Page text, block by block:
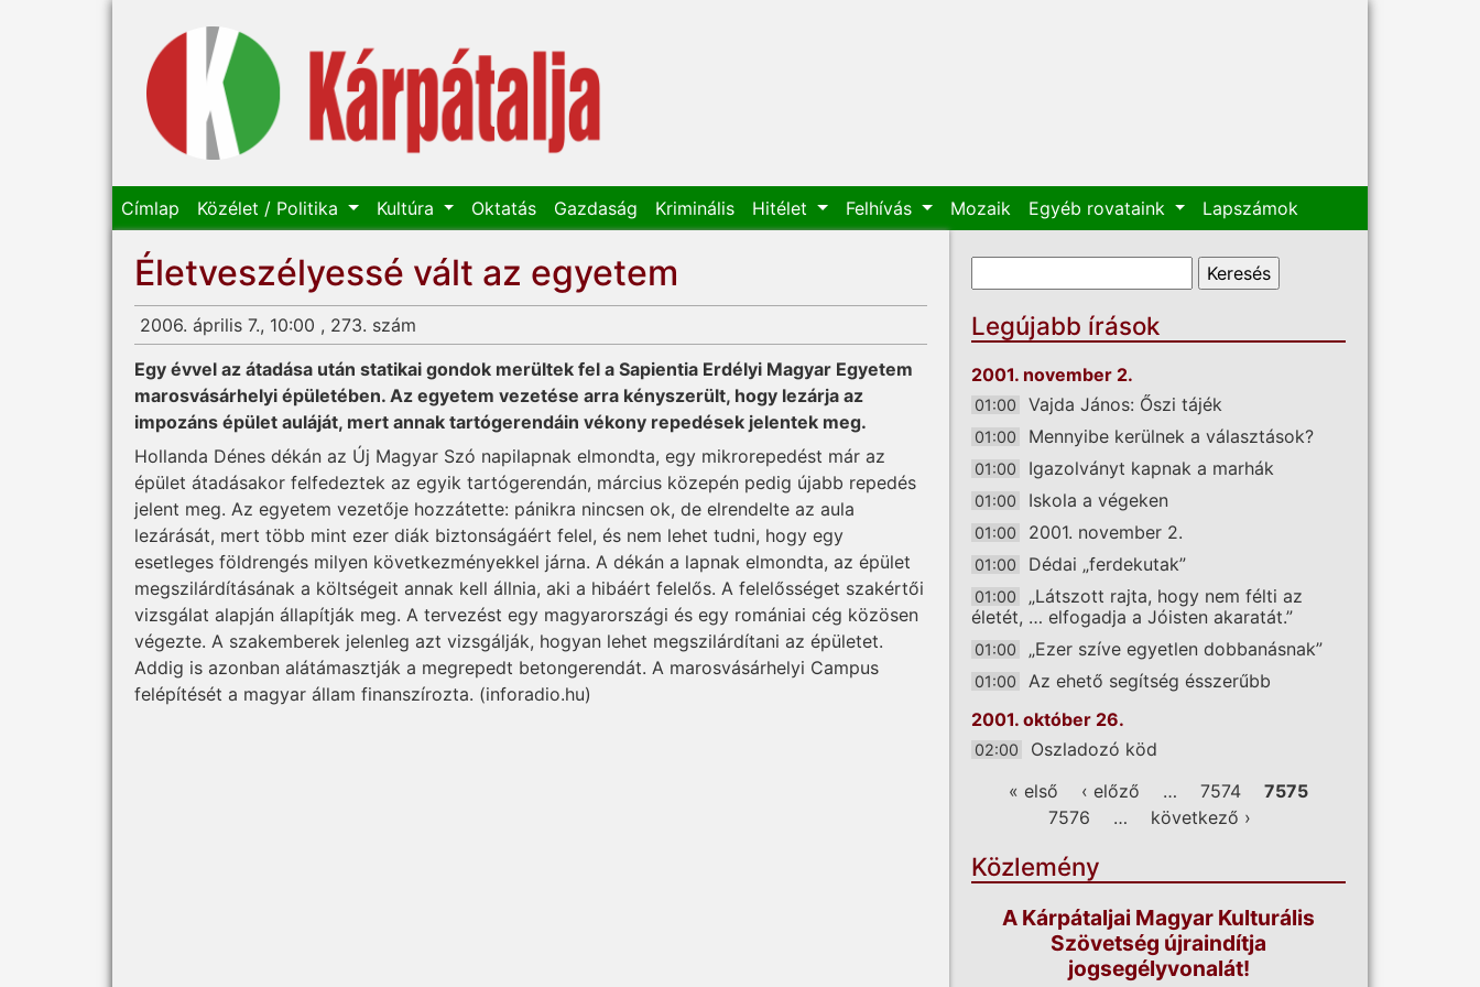
Címlap Közélet / Politika Kultúra Oktatás Gazdaság Kriminális Hitélet Felhívás Mozaik Egyéb rovataink Lapszámok
Életveszélyessé vált az egyetem
2006. április 7., 10:00 , 273. szám
Egy évvel az átadása után statikai gondok merültek fel a Sapientia Erdélyi Magyar Egyetem
marosvásárhelyi épületében. Az egyetem vezetése arra kényszerült, hogy lezárja az
impozáns épület auláját, mert annak tartógerendáin vékony repedések jelentek meg.
Hollanda Dénes dékán az Új Magyar Szó napilapnak elmondta, egy mikrorepedést már az
épület átadásakor felfedeztek az egyik tartógerendán, március közepén pedig újabb repedés
jelent meg. Az egyetem vezetője hozzátette: pánikra nincsen ok, de elrendelte az aula
lezárását, mert több mint ezer diák biztonságáért felel, és nem lehet tudni, hogy egy
esetleges földrengés milyen következményekkel járna. A dékán a lapnak elmondta, az épület
megszilárdításának a költségeit annak kell állnia, aki a hibáért felelős. A felelősséget szakértői
vizsgálat alapján állapítják meg. A tervezést egy magyarországi és egy romániai cég közösen
végezte. A szakemberek jelenleg azt vizsgálják, hogyan lehet megszilárdítani az épületet.
Addig is azonban alátámasztják a megrepedt betongerendát. A marosvásárhelyi Campus
felépítését a magyar állam finanszírozta. (inforadio.hu)
Keresés űrlap
Legújabb írások
2001. november 2.
01:00 Vajda János: Őszi tájék
01:00 Mennyibe kerülnek a választások?
01:00 Igazolványt kapnak a marhák
01:00 Iskola a végeken
01:00 2001. november 2.
01:00 Dédai „ferdekutak”
01:00
„Látszott rajta, hogy nem félti az
életét, … elfogadja a Jóisten akaratát.”
01:00 „Ezer szíve egyetlen dobbanásnak”
01:00
Az ehető segítség ésszerűbb
2001. október 26.
02:00 Oszladozó köd
Oldalak
« első ‹ előző … 7574
7575
7576
… következő ›
Közlemény
A Kárpátaljai Magyar Kulturális
Szövetség újraindítja
jogsegélyvonalát!